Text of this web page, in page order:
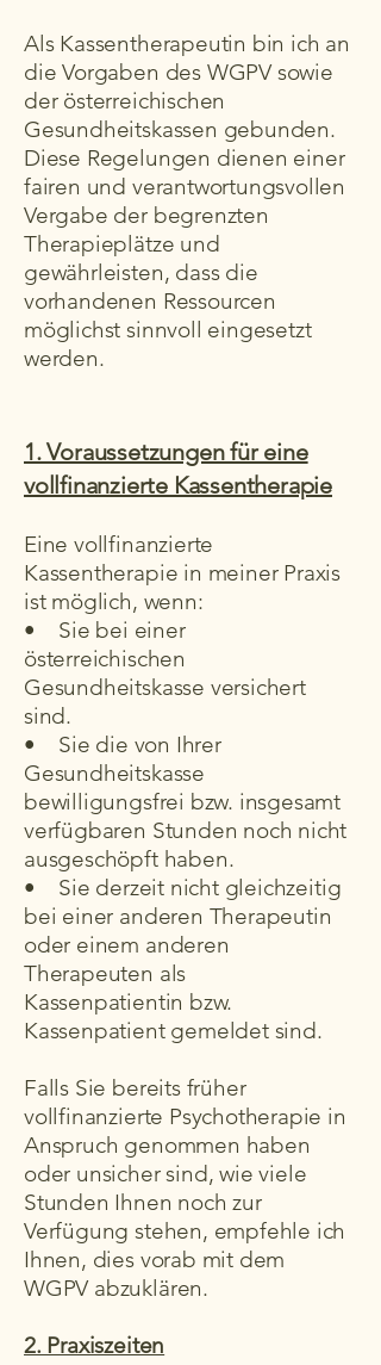
Als Kassentherapeutin bin ich an
die Vorgaben des WGPV sowie
der österreichischen
Gesundheitskassen gebunden.
Diese Regelungen dienen einer
fairen und verantwortungsvollen
Vergabe der begrenzten
Therapieplätze und
gewährleisten, dass die
vorhandenen Ressourcen
möglichst sinnvoll eingesetzt
werden.
1. Voraussetzungen für eine
vollfinanzierte Kassentherapie
Eine vollfinanzierte
Kassentherapie in meiner Praxis
ist möglich, wenn:
• Sie bei einer
österreichischen
Gesundheitskasse versichert
sind.
• Sie die von Ihrer
Gesundheitskasse
bewilligungsfrei bzw. insgesamt
verfügbaren Stunden noch nicht
ausgeschöpft haben.
• Sie derzeit nicht gleichzeitig
bei einer anderen Therapeutin
oder einem anderen
Therapeuten als
Kassenpatientin bzw.
Kassenpatient gemeldet sind.
Falls Sie bereits früher
vollfinanzierte Psychotherapie in
Anspruch genommen haben
oder unsicher sind, wie viele
Stunden Ihnen noch zur
Verfügung stehen, empfehle ich
Ihnen, dies vorab mit dem
WGPV abzuklären.
2. Praxiszeiten